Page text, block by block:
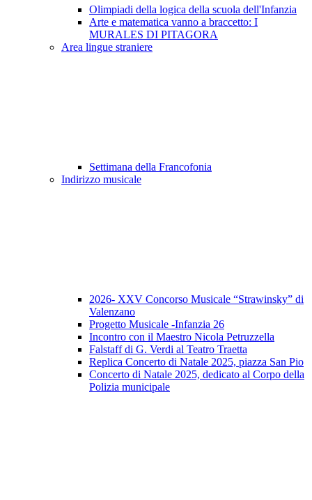
Olimpiadi della logica della scuola dell'Infanzia
Arte e matematica vanno a braccetto: I
MURALES DI PITAGORA
Area lingue straniere
Settimana della Francofonia
Indirizzo musicale
2026- XXV Concorso Musicale “Strawinsky” di
Valenzano
Progetto Musicale -Infanzia 26
Incontro con il Maestro Nicola Petruzzella
Falstaff di G. Verdi al Teatro Traetta
Replica Concerto di Natale 2025, piazza San Pio
Concerto di Natale 2025, dedicato al Corpo della
Polizia municipale